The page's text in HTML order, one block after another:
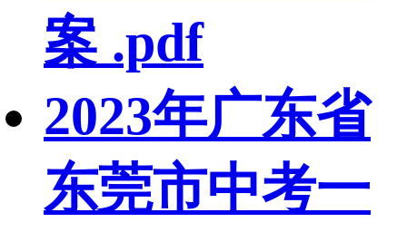
案 .pdf
2023年广东省
东莞市中考一